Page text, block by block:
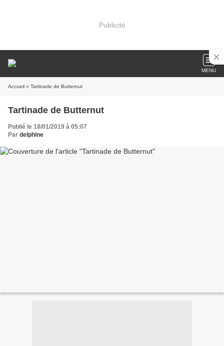
Publicité
MENU
Accueil » Tartinade de Butternut
Tartinade de Butternut
Publié le 18/01/2019 à 05:07
Par delphine